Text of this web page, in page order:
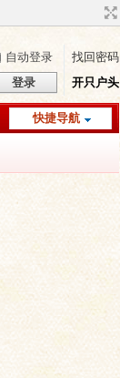
自动登录
找回密码
登录 开只户头
快捷导航